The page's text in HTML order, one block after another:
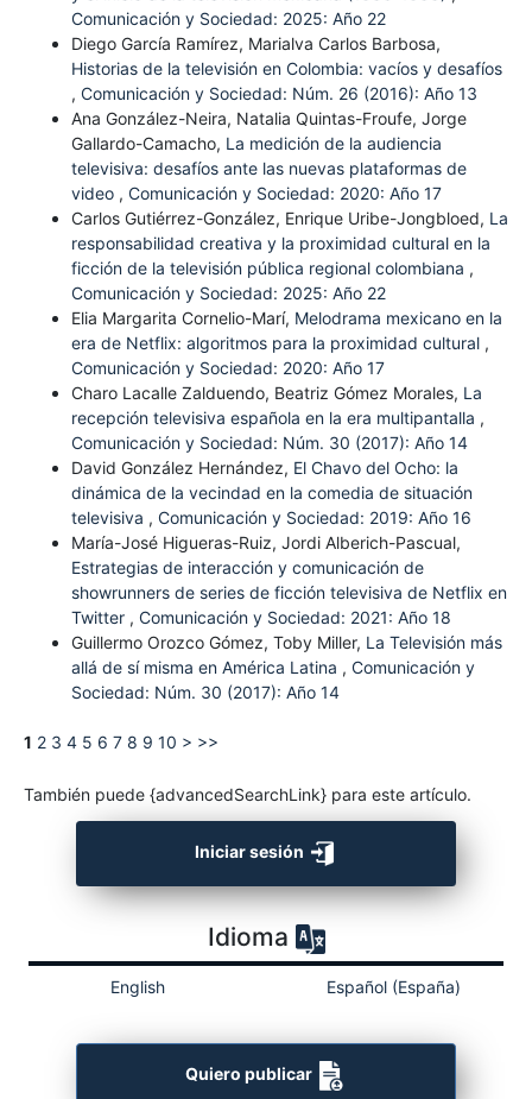
Comunicación y Sociedad: 2025: Año 22
Diego García Ramírez, Marialva Carlos Barbosa,
Historias de la televisión en Colombia: vacíos y desafíos
, Comunicación y Sociedad: Núm. 26 (2016): Año 13
Ana González-Neira, Natalia Quintas-Froufe, Jorge
Gallardo-Camacho, La medición de la audiencia
televisiva: desafíos ante las nuevas plataformas de
video , Comunicación y Sociedad: 2020: Año 17
Carlos Gutiérrez-González, Enrique Uribe-Jongbloed, La
responsabilidad creativa y la proximidad cultural en la
ficción de la televisión pública regional colombiana ,
Comunicación y Sociedad: 2025: Año 22
Elia Margarita Cornelio-Marí, Melodrama mexicano en la
era de Netflix: algoritmos para la proximidad cultural ,
Comunicación y Sociedad: 2020: Año 17
Charo Lacalle Zalduendo, Beatriz Gómez Morales, La
recepción televisiva española en la era multipantalla ,
Comunicación y Sociedad: Núm. 30 (2017): Año 14
David González Hernández, El Chavo del Ocho: la
dinámica de la vecindad en la comedia de situación
televisiva , Comunicación y Sociedad: 2019: Año 16
María-José Higueras-Ruiz, Jordi Alberich-Pascual,
Estrategias de interacción y comunicación de
showrunners de series de ficción televisiva de Netflix en
Twitter , Comunicación y Sociedad: 2021: Año 18
Guillermo Orozco Gómez, Toby Miller, La Televisión más
allá de sí misma en América Latina , Comunicación y
Sociedad: Núm. 30 (2017): Año 14
1 2 3 4 5 6 7 8 9 10 > >>
También puede {advancedSearchLink} para este artículo.
Iniciar sesión
Idioma
English Español (España)
Quiero publicar